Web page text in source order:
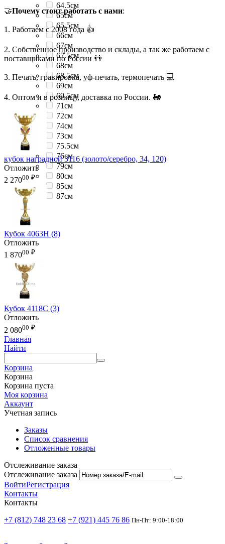
64.5см
65см
65.5см
66см
67см
67.5см
68см
68.5см
69см
69.5см
71см
72см
74см
73см
75.5см
76см
79см
80см
85см
87см
🤝Почему стоит работать с нами:
1. Работаем с 2008 года 👍
2. Собственное производство и склады, а так же работаем с
поставщиками по России 👬
3. Печать, гравировка, уф-печать, термопечать 💻
4. Оптом и в розницу, доставка по России. 🚂
кубок наградной 3116 (золото/серебро, 34, 120)
Отложить
2 27000 ₽
Кубок 4063H (8)
Отложить
1 87000 ₽
Кубок 4118C (3)
Отложить
2 08000 ₽
Главная
Найти
Корзина
Корзина
Корзина пуста
Моя корзина
Аккаунт
Учетная запись
Заказы
Список сравнения
Отложенные товары
Отслеживание заказа
Отслеживание заказа
ВойтиРегистрация
Контакты
Контакты
+7 (812) 748 23 68 +7 (921) 445 76 86 Пн-Пт: 9:00-18:00